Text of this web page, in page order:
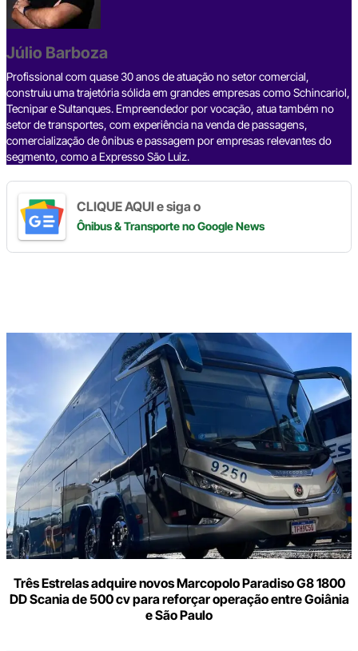
o
o
k
s
Júlio Barboza
Profissional com quase 30 anos de atuação no setor comercial,
construiu uma trajetória sólida em grandes empresas como Schincariol,
Tecnipar e Sultanques. Empreendedor por vocação, atua também no
setor de transportes, com experiência na venda de passagens,
comercialização de ônibus e passagem por empresas relevantes do
segmento, como a Expresso São Luiz.
CLIQUE AQUI e siga o
Ônibus & Transporteno Google News
Três Estrelas adquire novos Marcopolo Paradiso G8 1800
DD Scania de 500 cv para reforçar operação entre Goiânia
e São Paulo
seu
mail